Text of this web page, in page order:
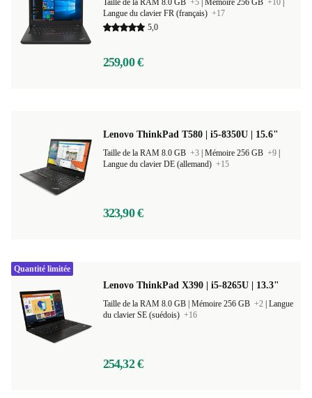
Taille de la RAM 8.0 GB +5 Mémoire 256 GB +10
Langue du clavier FR (français) +17
5,0
259,00 €
Lenovo ThinkPad T580 | i5-8350U | 15.6"
Taille de la RAM 8.0 GB +3 Mémoire 256 GB +9
Langue du clavier DE (allemand) +15
323,90 €
Lenovo ThinkPad X390 | i5-8265U | 13.3"
Mémoire 256 GB +2 Langue
du clavier SE (suédois) +16
254,32 €
Quantité limitée